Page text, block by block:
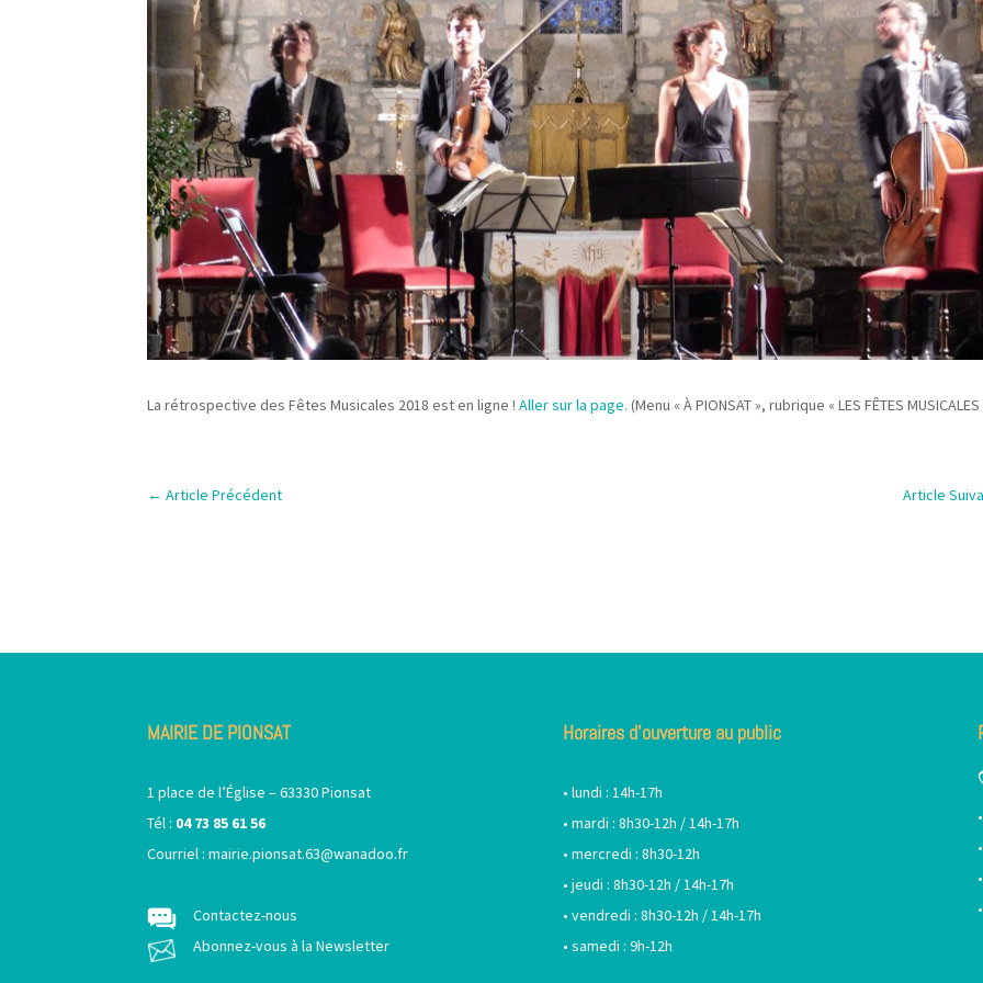
La rétrospective des Fêtes Musicales 2018 est en ligne !Aller sur la page. (Menu « À PIONSAT », rubrique « LES FÊTES MUSICALES
←Article Précédent Article
MAIRIE DE PIONSAT
1 place de l’Église – 63330 Pionsat
Tél : 04 73 85 61 56
Courriel :mairie.pionsat.63@wanadoo.fr
Contactez-nous
Abonnez-vous à la Newsletter
Horaires d’ouverture au public
• lundi : 14h-17h
• mardi : 8h30-12h / 14h-17h
• mercredi : 8h30-12h
• jeudi : 8h30-12h / 14h-17h
• vendredi : 8h30-12h / 14h-17h
• samedi : 9h-12h